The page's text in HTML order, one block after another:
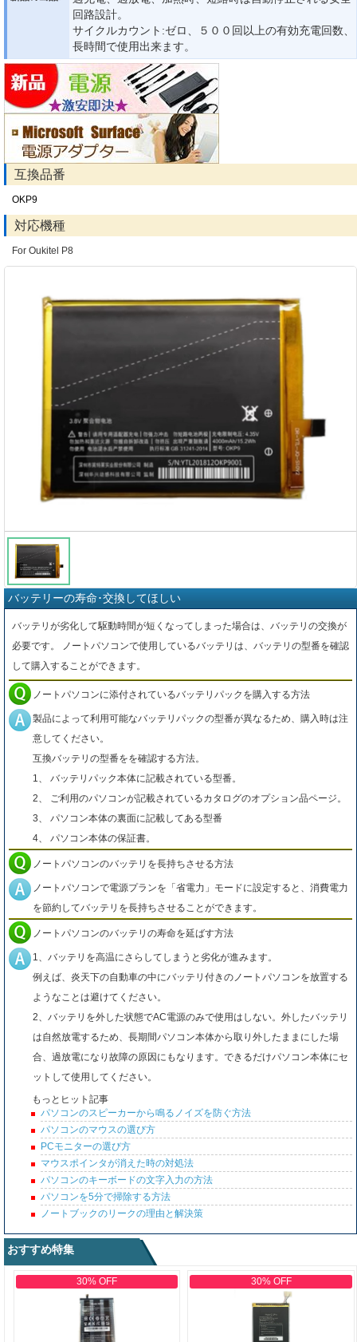
回路設計。
サイクルカウント:ゼロ、５００回以上の有効充電回数、
長時間で使用出来ます。
互換品番
OKP9
対応機種
For Oukitel P8
バッテリーの寿命･交換してほしい
バッテリが劣化して駆動時間が短くなってしまった場合は、バッテリの交換が
必要です。 ノートパソコンで使用しているバッテリは、バッテリの型番を確認
して購入することができます。
ノートパソコンに添付されているバッテリパックを購入する方法
製品によって利用可能なバッテリパックの型番が異なるため、購入時は注
意してください。
互換バッテリの型番をを確認する方法。
1、 バッテリパック本体に記載されている型番。
2、 ご利用のパソコンが記載されているカタログのオプション品ページ。
3、 パソコン本体の裏面に記載してある型番
4、 パソコン本体の保証書。
ノートパソコンのバッテリを長持ちさせる方法
ノートパソコンで電源プランを「省電力」モードに設定すると、消費電力
を節約してバッテリを長持ちさせることができます。
ノートパソコンのバッテリの寿命を延ばす方法
1、バッテリを高温にさらしてしまうと劣化が進みます。
例えば、炎天下の自動車の中にバッテリ付きのノートパソコンを放置する
ようなことは避けてください。
2、バッテリを外した状態でAC電源のみで使用はしない。外したバッテリ
は自然放電するため、長期間パソコン本体から取り外したままにした場
合、過放電になり故障の原因にもなります。できるだけパソコン本体にセ
ットして使用してください。
もっとヒット記事
パソコンのスピーカーから鳴るノイズを防ぐ方法
パソコンのマウスの選び方
PCモニターの選び方
マウスポインタが消えた時の対処法
パソコンのキーボードの文字入力の方法
パソコンを5分で掃除する方法
ノートブックのリークの理由と解決策
おすすめ特集
30% OFF 30% OFF